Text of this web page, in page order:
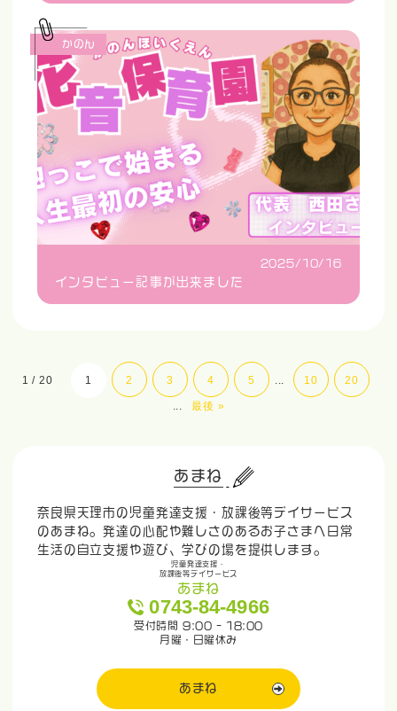
2025/10/16
インタビュー記事が出来ました
かのん
1 / 20 1 2 3 4 5 ... 10 20
... 最後 »
あまね
奈良県天理市の児童発達支援・放課後等デイサービス
のあまね。発達の心配や難しさのあるお子さまへ日常
生活の自立支援や遊び、学びの場を提供します。
児童発達支援・
放課後等デイサービス
あまね
0743-84-4966
受付時間 9:00 - 18:00
月曜・日曜休み
あまね